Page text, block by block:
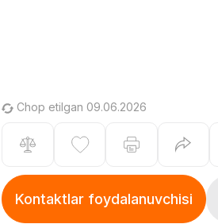
Chop etilgan 09.06.2026
Kontaktlar foydalanuvchisi